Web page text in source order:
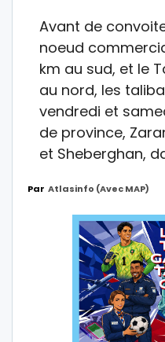
Avant de
noeud
km au sud, et le
au nord, les
vendredi et
de province,
et Sheberghan,
Par Atlasinfo (avec MAP)